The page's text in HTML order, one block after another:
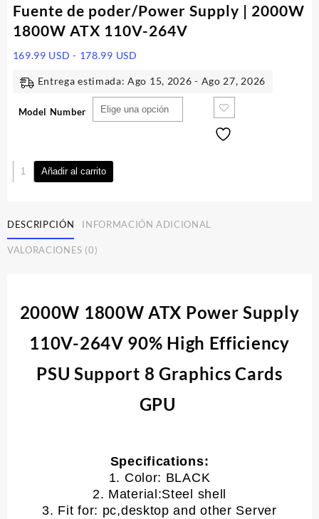
Fuente de poder/Power Supply | 2000W
1800W ATX 110V-264V
169.99 USD - 178.99 USD
precios:
desde
169.99 USD
Entrega estimada: Ago 15, 2026 - Ago 27, 2026
Model Number
Fuente
de
|
2000W
1800W
cantidad
Añadir al carrito
DESCRIPCIÓN INFORMACIÓN ADICIONAL
VALORACIONES (0)
2000W 1800W ATX Power Supply
110V-264V 90% High Efficiency
PSU Support 8 Graphics Cards
GPU
Specifications:
1. Color: BLACK
2. Material:Steel shell
3. Fit for: pc,desktop and other Server